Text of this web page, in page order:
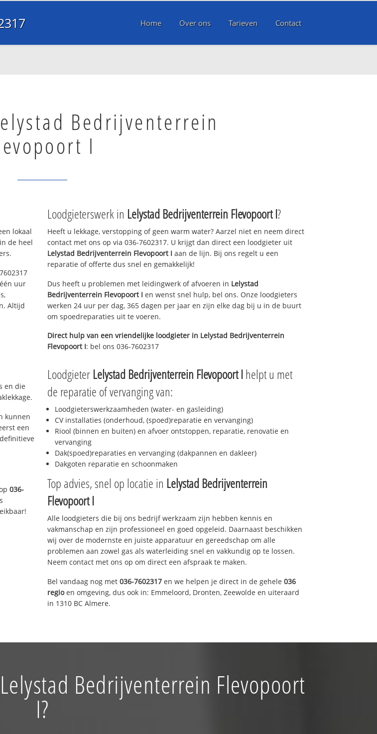
Home Over ons Tarieven Contact
Bedrijventerrein
I
lokaal
de heel
uur
Altijd
en die
kunnen
een
036-
Loodgieterswerk in Lelystad Bedrijventerrein Flevopoort I?
Heeft u lekkage, verstopping of geen warm water? Aarzel niet en neem direct
contact met ons op via 036-7602317. U krijgt dan direct een loodgieter uit
Lelystad Bedrijventerrein Flevopoort I aan de lijn. Bij ons regelt u een
reparatie of offerte dus snel en gemakkelijk!
Dus heeft u problemen met leidingwerk of afvoeren in Lelystad
Bedrijventerrein Flevopoort I en wenst snel hulp, bel ons. Onze loodgieters
werken 24 uur per dag, 365 dagen per jaar en zijn elke dag bij u in de buurt
om spoedreparaties uit te voeren.
Direct hulp van een vriendelijke loodgieter in Lelystad Bedrijventerrein
Flevopoort I: bel ons 036-7602317
Loodgieter Lelystad Bedrijventerrein Flevopoort Ihelpt u met
de reparatie of vervanging van:
Loodgieterswerkzaamheden (water- en gasleiding)
CV installaties (onderhoud, (spoed)reparatie en vervanging)
Riool (binnen en buiten) en afvoer ontstoppen, reparatie, renovatie en
vervanging
Dak(spoed)reparaties en vervanging (dakpannen en dakleer)
Dakgoten reparatie en schoonmaken
Top advies, snel op locatie in Lelystad Bedrijventerrein
Flevopoort I
Alle loodgieters die bij ons bedrijf werkzaam zijn hebben kennis en
vakmanschap en zijn professioneel en goed opgeleid. Daarnaast beschikken
wij over de modernste en juiste apparatuur en gereedschap om alle
problemen aan zowel gas als waterleiding snel en vakkundig op te lossen.
Neem contact met ons op om direct een afspraak te maken.
Bel vandaag nog met 036-7602317 en we helpen je direct in de gehele 036
regioen omgeving, dus ook in: Emmeloord, Dronten, Zeewolde en uiteraard
in 1310 BC Almere.
Bedrijventerrein Flevopoort
I?